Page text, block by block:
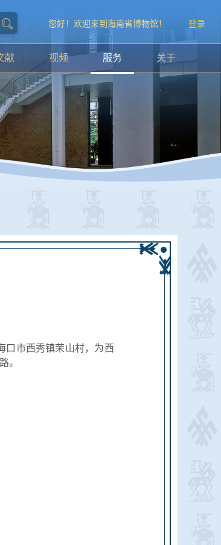
您好！欢迎来到海南省博物馆！ 登录
献 视频 服务 关于
口市西秀镇荣山村，为西
。